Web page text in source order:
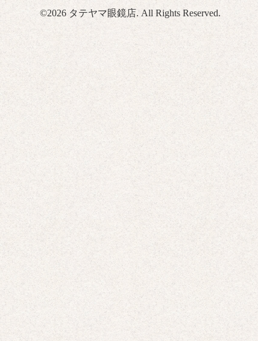
©2026 タテヤマ眼鏡店. All Rights Reserved.